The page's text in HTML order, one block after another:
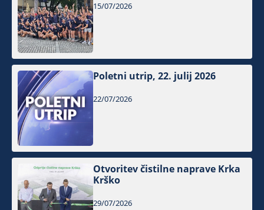
15/07/2026
Poletni utrip, 22. julij 2026
22/07/2026
Otvoritev čistilne naprave Krka
Krško
29/07/2026